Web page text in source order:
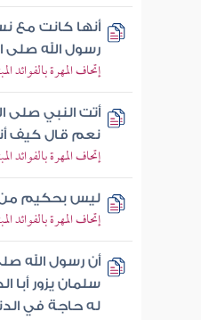
أنها كانت مع
رسول الله صلى
إتحاف المهرة
أتت النبي صلى
نعم قال كيف
إتحاف المهرة
ليس بحكيم من
إتحاف المهرة
أن رسول الله
سلمان يزور أبا
له حاجة في